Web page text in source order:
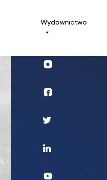
Wydawnictwo
Profil
Wydawnictwo
Profil
Profil
Linkedin
UKSW